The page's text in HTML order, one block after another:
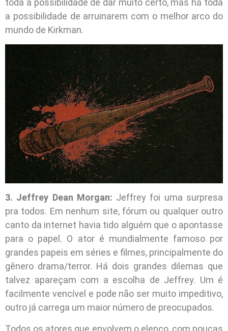
toda a possibilidade de dar muito certo, mas há toda
a possibilidade de arruinarem com o melhor arco do
mundo de Kirkman.
3. Jeffrey Dean Morgan: Jeffrey foi uma surpresa
pra todos. Em nenhum site, fórum ou qualquer outro
canto da internet havia tido alguém que o apontasse
para o papel. O ator é mundialmente famoso por
grandes papeis em séries e filmes, principalmente do
gênero drama/terror. Há dois grandes dilemas que
talvez apareçam com a escolha de Jeffrey. Um é
facilmente vencível e pode não ser muito impeditivo,
outro já carrega um maior número de preocupados.
Todos os atores que envolvem o elenco, com poucas